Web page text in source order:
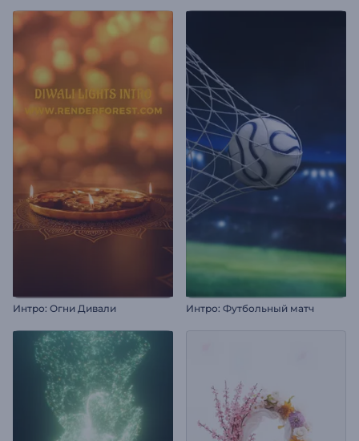
Интро: Огни Дивали Интро: Футбольный матч